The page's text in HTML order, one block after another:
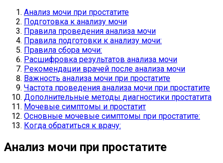
Анализ мочи при простатите
Подготовка к анализу мочи
Правила проведения анализа мочи
Правила подготовки к анализу мочи:
Правила сбора мочи:
Расшифровка результатов анализа мочи
Рекомендации врачей после анализа мочи
Важность анализа мочи при простатите
Частота проведения анализа мочи при простатите
Дополнительные методы диагностики простатита
Мочевые симптомы и простатит
Основные мочевые симптомы при простатите:
Когда обратиться к врачу:
Анализ мочи при простатите